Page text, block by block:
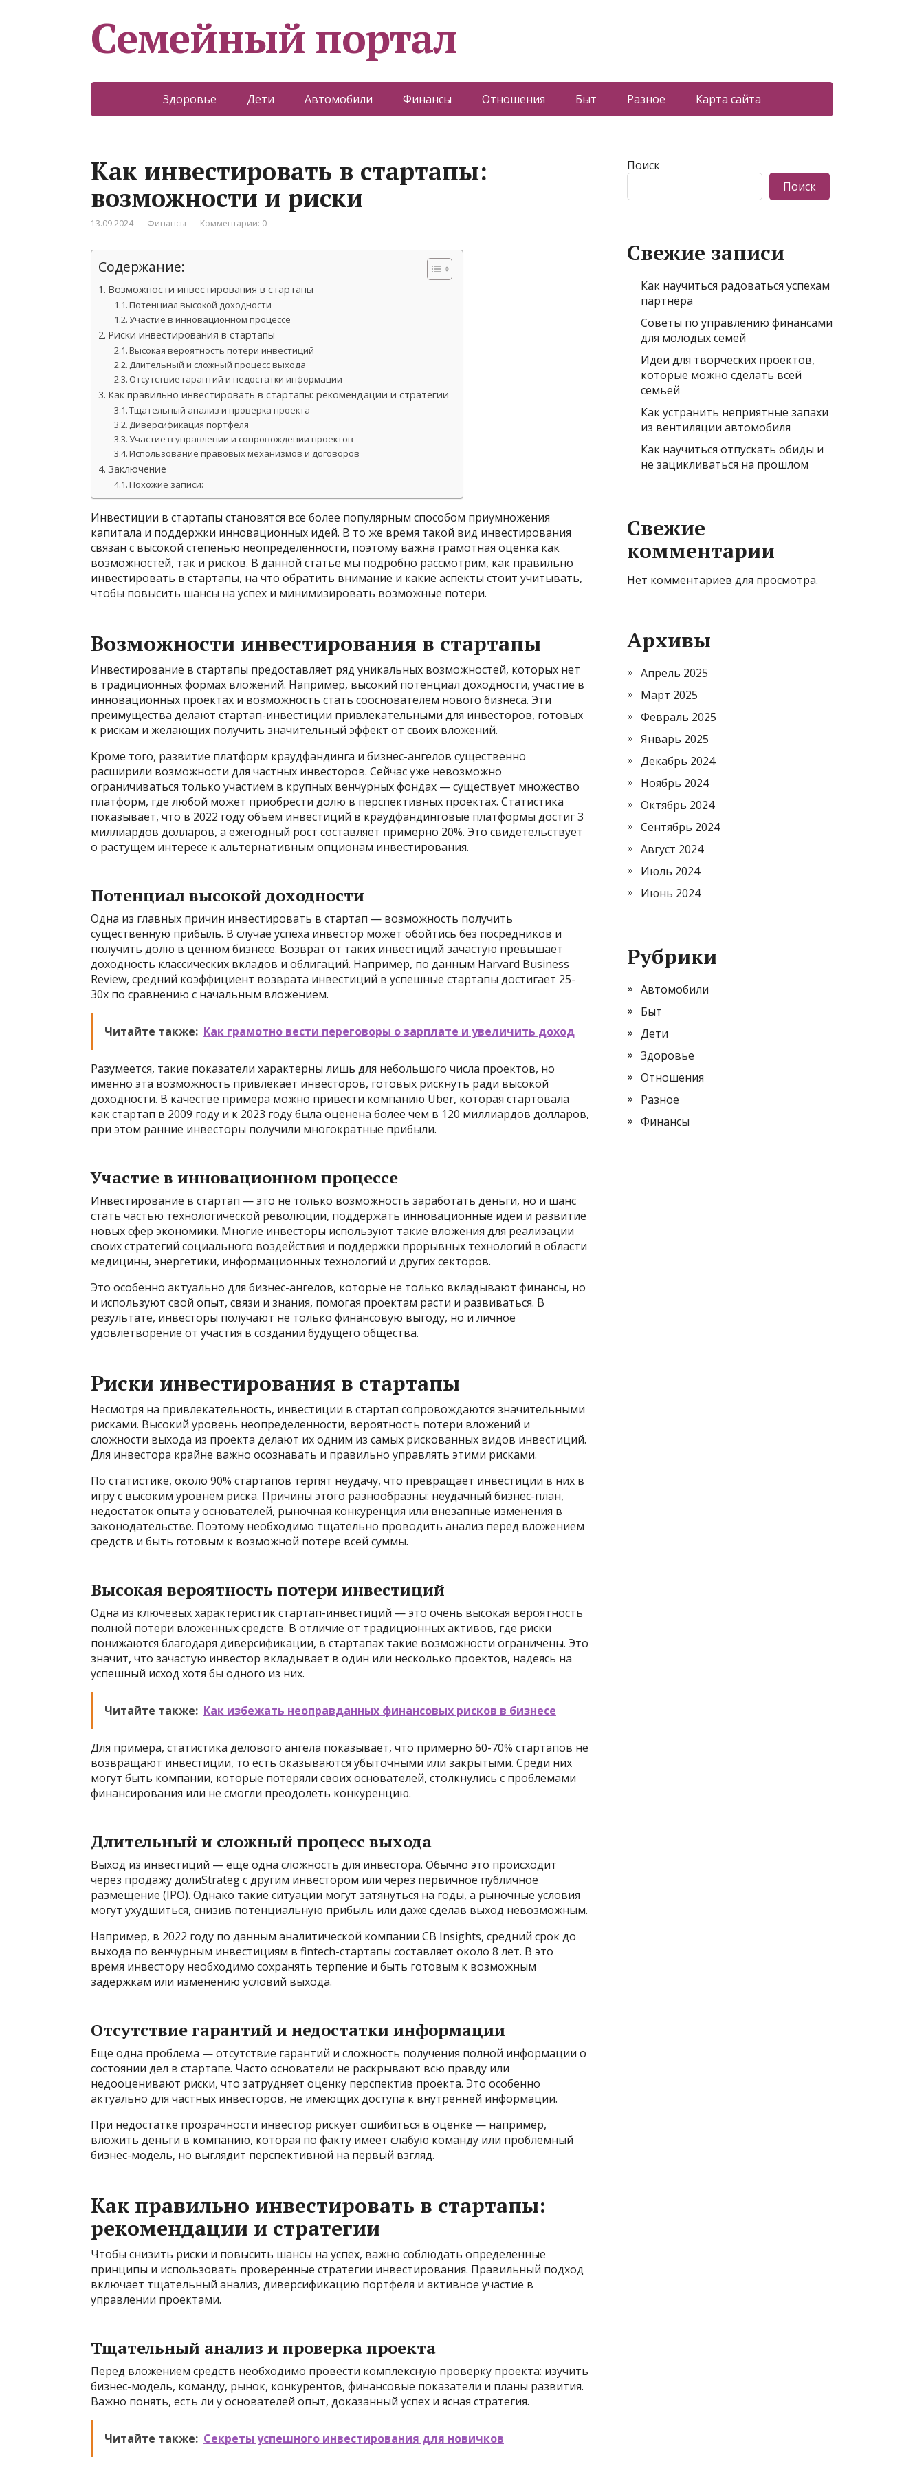
Семейный портал
Здоровье Дети Автомобили Финансы Отношения Быт Разное Карта сайта
Как инвестировать в стартапы:
возможности и риски
13.09.2024 Финансы Комментарии: 0
Содержание:
Возможности инвестирования в стартапы
Потенциал высокой доходности
Участие в инновационном процессе
Риски инвестирования в стартапы
Высокая вероятность потери инвестиций
Длительный и сложный процесс выхода
Отсутствие гарантий и недостатки информации
Как правильно инвестировать в стартапы: рекомендации и стратегии
Тщательный анализ и проверка проекта
Диверсификация портфеля
Участие в управлении и сопровождении проектов
Использование правовых механизмов и договоров
Заключение
Похожие записи:
Инвестиции в стартапы становятся все более популярным способом приумножения
капитала и поддержки инновационных идей. В то же время такой вид инвестирования
связан с высокой степенью неопределенности, поэтому важна грамотная оценка как
возможностей, так и рисков. В данной статье мы подробно рассмотрим, как правильно
инвестировать в стартапы, на что обратить внимание и какие аспекты стоит учитывать,
чтобы повысить шансы на успех и минимизировать возможные потери.
Возможности инвестирования в стартапы
Инвестирование в стартапы предоставляет ряд уникальных возможностей, которых нет
в традиционных формах вложений. Например, высокий потенциал доходности, участие в
инновационных проектах и возможность стать сооснователем нового бизнеса. Эти
преимущества делают стартап-инвестиции привлекательными для инвесторов, готовых
к рискам и желающих получить значительный эффект от своих вложений.
Кроме того, развитие платформ краудфандинга и бизнес-ангелов существенно
расширили возможности для частных инвесторов. Сейчас уже невозможно
ограничиваться только участием в крупных венчурных фондах — существует множество
платформ, где любой может приобрести долю в перспективных проектах. Статистика
показывает, что в 2022 году объем инвестиций в краудфандинговые платформы достиг 3
миллиардов долларов, а ежегодный рост составляет примерно 20%. Это свидетельствует
о растущем интересе к альтернативным опционам инвестирования.
Потенциал высокой доходности
Одна из главных причин инвестировать в стартап — возможность получить
существенную прибыль. В случае успеха инвестор может обойтись без посредников и
получить долю в ценном бизнесе. Возврат от таких инвестиций зачастую превышает
доходность классических вкладов и облигаций. Например, по данным Harvard Business
Review, средний коэффициент возврата инвестиций в успешные стартапы достигает 25-
30x по сравнению с начальным вложением.
Читайте также: Как грамотно вести переговоры о зарплате и увеличить доход
Разумеется, такие показатели характерны лишь для небольшого числа проектов, но
именно эта возможность привлекает инвесторов, готовых рискнуть ради высокой
доходности. В качестве примера можно привести компанию Uber, которая стартовала
как стартап в 2009 году и к 2023 году была оценена более чем в 120 миллиардов долларов,
при этом ранние инвесторы получили многократные прибыли.
Участие в инновационном процессе
Инвестирование в стартап — это не только возможность заработать деньги, но и шанс
стать частью технологической революции, поддержать инновационные идеи и развитие
новых сфер экономики. Многие инвесторы используют такие вложения для реализации
своих стратегий социального воздействия и поддержки прорывных технологий в области
медицины, энергетики, информационных технологий и других секторов.
Это особенно актуально для бизнес-ангелов, которые не только вкладывают финансы, но
и используют свой опыт, связи и знания, помогая проектам расти и развиваться. В
результате, инвесторы получают не только финансовую выгоду, но и личное
удовлетворение от участия в создании будущего общества.
Риски инвестирования в стартапы
Несмотря на привлекательность, инвестиции в стартап сопровождаются значительными
рисками. Высокий уровень неопределенности, вероятность потери вложений и
сложности выхода из проекта делают их одним из самых рискованных видов инвестиций.
Для инвестора крайне важно осознавать и правильно управлять этими рисками.
По статистике, около 90% стартапов терпят неудачу, что превращает инвестиции в них в
игру с высоким уровнем риска. Причины этого разнообразны: неудачный бизнес-план,
недостаток опыта у основателей, рыночная конкуренция или внезапные изменения в
законодательстве. Поэтому необходимо тщательно проводить анализ перед вложением
средств и быть готовым к возможной потере всей суммы.
Высокая вероятность потери инвестиций
Одна из ключевых характеристик стартап-инвестиций — это очень высокая вероятность
полной потери вложенных средств. В отличие от традиционных активов, где риски
понижаются благодаря диверсификации, в стартапах такие возможности ограничены. Это
значит, что зачастую инвестор вкладывает в один или несколько проектов, надеясь на
успешный исход хотя бы одного из них.
Читайте также: Как избежать неоправданных финансовых рисков в бизнесе
Для примера, статистика делового ангела показывает, что примерно 60-70% стартапов не
возвращают инвестиции, то есть оказываются убыточными или закрытыми. Среди них
могут быть компании, которые потеряли своих основателей, столкнулись с проблемами
финансирования или не смогли преодолеть конкуренцию.
Длительный и сложный процесс выхода
Выход из инвестиций — еще одна сложность для инвестора. Обычно это происходит
через продажу долиStrateg с другим инвестором или через первичное публичное
размещение (IPO). Однако такие ситуации могут затянуться на годы, а рыночные условия
могут ухудшиться, снизив потенциальную прибыль или даже сделав выход невозможным.
Например, в 2022 году по данным аналитической компании CB Insights, средний срок до
выхода по венчурным инвестициям в fintech-стартапы составляет около 8 лет. В это
время инвестору необходимо сохранять терпение и быть готовым к возможным
задержкам или изменению условий выхода.
Отсутствие гарантий и недостатки информации
Еще одна проблема — отсутствие гарантий и сложность получения полной информации о
состоянии дел в стартапе. Часто основатели не раскрывают всю правду или
недооценивают риски, что затрудняет оценку перспектив проекта. Это особенно
актуально для частных инвесторов, не имеющих доступа к внутренней информации.
При недостатке прозрачности инвестор рискует ошибиться в оценке — например,
вложить деньги в компанию, которая по факту имеет слабую команду или проблемный
бизнес-модель, но выглядит перспективной на первый взгляд.
Как правильно инвестировать в стартапы:
рекомендации и стратегии
Чтобы снизить риски и повысить шансы на успех, важно соблюдать определенные
принципы и использовать проверенные стратегии инвестирования. Правильный подход
включает тщательный анализ, диверсификацию портфеля и активное участие в
управлении проектами.
Тщательный анализ и проверка проекта
Перед вложением средств необходимо провести комплексную проверку проекта: изучить
бизнес-модель, команду, рынок, конкурентов, финансовые показатели и планы развития.
Важно понять, есть ли у основателей опыт, доказанный успех и ясная стратегия.
Читайте также: Секреты успешного инвестирования для новичков
Поиск
Поиск
Свежие записи
Как научиться радоваться успехам
партнёра
Советы по управлению финансами
для молодых семей
Идеи для творческих проектов,
которые можно сделать всей
семьей
Как устранить неприятные запахи
из вентиляции автомобиля
Как научиться отпускать обиды и
не зацикливаться на прошлом
Свежие
комментарии
Нет комментариев для просмотра.
Архивы
Апрель 2025
Март 2025
Февраль 2025
Январь 2025
Декабрь 2024
Ноябрь 2024
Октябрь 2024
Сентябрь 2024
Август 2024
Июль 2024
Июнь 2024
Рубрики
Автомобили
Быт
Дети
Здоровье
Отношения
Разное
Финансы